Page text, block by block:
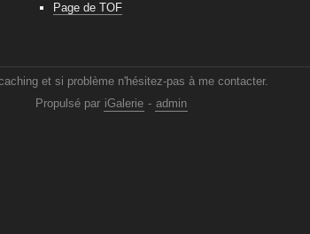
Page de TOF
et si problème n'hésitez-pas à me contacter.
Propulsé par iGalerie - admin